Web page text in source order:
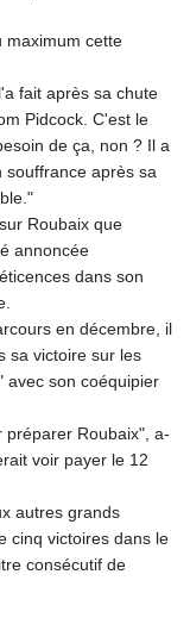
maximum cette
fait après sa chute
Pidcock. C'est le
de ça, non ? Il a
souffrance après sa
Roubaix que
annoncée
dans son
en décembre, il
sa victoire sur les
avec son coéquipier
Roubaix", a-
voir payer le 12
autres grands
cinq victoires dans le
consécutif de